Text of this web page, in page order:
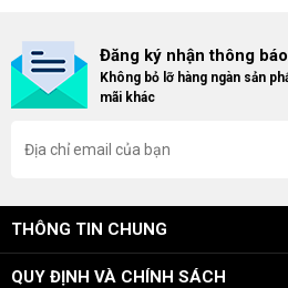
khách hàng sở hữu VGA Radeon
RX 9070 / RX 9070 XT.
bạn
Đăng ký nhận thông
Không bỏ lỡ hàng ngàn sản
mãi khác
THÔNG TIN CHUNG
QUY ĐỊNH VÀ CHÍNH SÁCH